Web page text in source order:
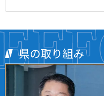
県の取り組み